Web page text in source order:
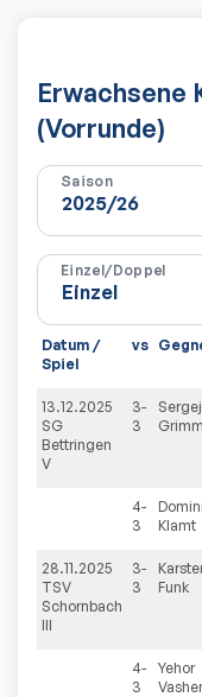
Erwachsene
(Vorrunde)
Saison
Einzel/Doppel
Datum /
Spiel
vs
13.12.2025
SG
Bettringen
V
3-
3
Sergej
4-
3
Klamt
28.11.2025
TSV
Schornbach
III
3-
3
Funk
4-
3
Yehor